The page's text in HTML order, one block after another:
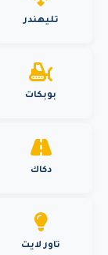
تليهندر
بوبكات
دكاك
تاور لايت